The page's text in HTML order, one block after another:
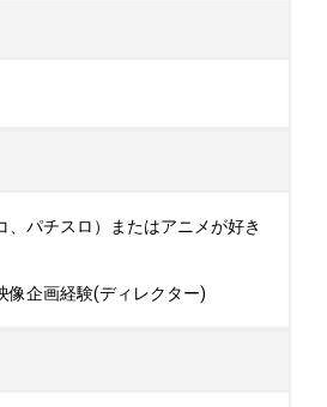
、パチスロ）またはアニメが好き
像企画経験(ディレクター)